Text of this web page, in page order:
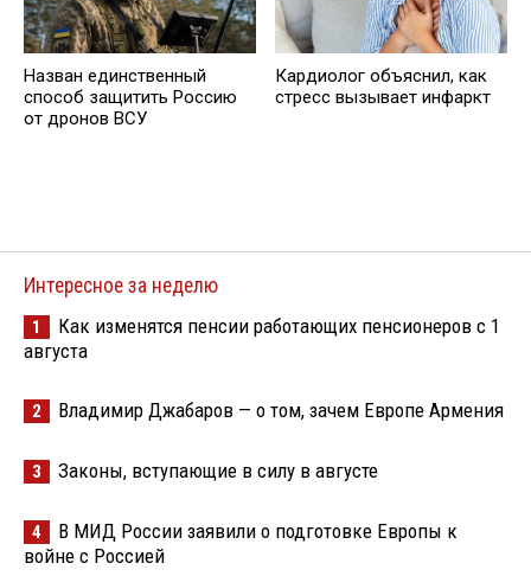
Назван единственный
способ защитить Россию
от дронов ВСУ
Кардиолог объяснил, как
стресс вызывает инфаркт
Интересное за неделю
1
Как изменятся пенсии работающих пенсионеров с 1
августа
2 Владимир Джабаров — о том, зачем Европе Армения
3 Законы, вступающие в силу в августе
4
В МИД России заявили о подготовке Европы к
войне с Россией